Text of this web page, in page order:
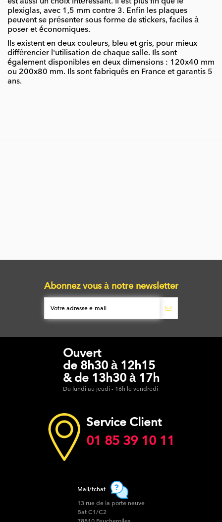
plexiglas, avec 1,5 mm contre 3. Enfin les plaques
peuvent se présenter sous forme de stickers, faciles à
poser et économiques.
Ils existent en deux couleurs, bleu et gris, pour mieux
différencier l'utilisation de chaque salle. Ils sont
également disponibles en deux dimensions : 120x40 mm
ou 200x80 mm. Ils sont fabriqués en France et garantis 5
ans.
Abonnez vous à notre newsletter
Ouvert
de 8h30 à 12h15
& de 13h30 à 17h
Du lundi au jeudi - 16h le vendredi
Service Client
01 85 39 10 11
Mail/tchat
13 rue de la porte neuve
Bat C1/C2